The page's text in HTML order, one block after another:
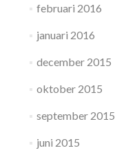
februari 2016
januari 2016
december 2015
oktober 2015
september 2015
juni 2015